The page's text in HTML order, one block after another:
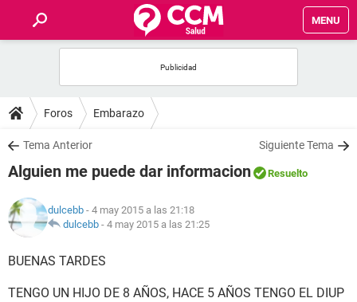
MENU
FOROS
SALUD
FAMILIA
NUTRICIÓN
BIENESTAR
Foros Embarazo
Tema Anterior Siguiente Tema
Alguien me puede dar informacion Resuelto
dulcebb - 4 may 2015 a las 21:18
dulcebb - 4 may 2015 a las 21:25
BUENAS TARDES
TENGO UN HIJO DE 8 AÑOS, HACE 5 AÑOS TENGO EL DIUP